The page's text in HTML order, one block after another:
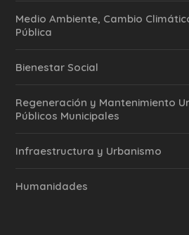
Medio Ambiente, Cambio
Pública
Bienestar Social
Regeneración y Mantenimiento
Públicos Municipales
Infraestructura y Urbanismo
Humanidades